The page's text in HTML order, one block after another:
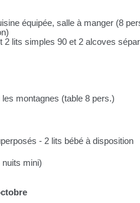
équipée, salle à manger (8
2 lits simples 90 et 2 alcoves
montagnes (table 8 pers.)
- 2 lits bébé à disposition
mini)